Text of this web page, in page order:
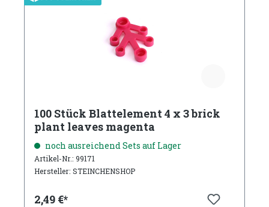
100 Stück Blattelement 4 x 3 brick
plant leaves magenta
noch ausreichend Sets auf Lager
Artikel-Nr.: 99171
Hersteller: STEINCHENSHOP
2,49 €*